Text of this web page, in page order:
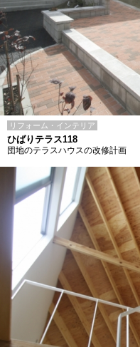
リフォーム・インテリア
ひばりテラス118
団地のテラスハウスの改修計画